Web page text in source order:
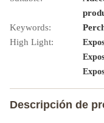
Keywords:
High Light:
Descripción de